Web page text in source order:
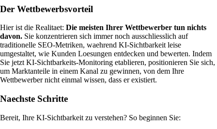
Der Wettbewerbsvorteil
Hier ist die Realitaet: Die meisten Ihrer Wettbewerber tun nichts
davon. Sie konzentrieren sich immer noch ausschliesslich auf
traditionelle SEO-Metriken, waehrend KI-Sichtbarkeit leise
umgestaltet, wie Kunden Loesungen entdecken und bewerten. Indem
Sie jetzt KI-Sichtbarkeits-Monitoring etablieren, positionieren Sie sich,
um Marktanteile in einem Kanal zu gewinnen, von dem Ihre
Wettbewerber nicht einmal wissen, dass er existiert.
Naechste Schritte
Bereit, Ihre KI-Sichtbarkeit zu verstehen? So beginnen Sie: